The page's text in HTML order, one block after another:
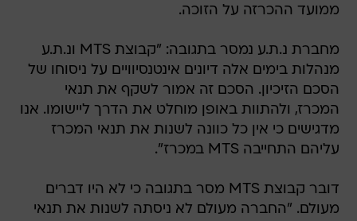
ממועד ההכרזה על הזוכה.
מחברת נ.ת.ע נמסר בתגובה: "קבוצת MTS ונ.ת.ע
מנהלות בימים אלה דיונים אינטנסיוויים על ניסוחו של
הסכם הזיכיון. הסכם זה אמור לשקף את תנאי
המכרז, ולהתוות באופן מוחלט את הדרך ליישומו. אנו
מדגישים כי אין כל כוונה לשנות את תנאי המכרז
עליהם התחייבה MTS במכרז".
דובר קבוצת MTS מסר בתגובה כי לא היו דברים
מעולם. "החברה מעולם לא ניסתה לשנות את תנאי